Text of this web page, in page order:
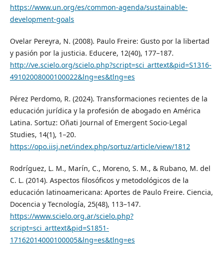
https://www.un.org/es/common-agenda/sustainable-
development-goals
Ovelar Pereyra, N. (2008). Paulo Freire: Gusto por la libertad
y pasión por la justicia. Educere, 12(40), 177–187.
http://ve.scielo.org/scielo.php?script=sci_arttext&pid=S1316-
49102008000100022&lng=es&tlng=es
Pérez Perdomo, R. (2024). Transformaciones recientes de la
educación jurídica y la profesión de abogado en América
Latina. Sortuz: Oñati Journal of Emergent Socio-Legal
Studies, 14(1), 1–20.
https://opo.iisj.net/index.php/sortuz/article/view/1812
Rodríguez, L. M., Marín, C., Moreno, S. M., & Rubano, M. del
C. L. (2014). Aspectos filosóficos y metodológicos de la
educación latinoamericana: Aportes de Paulo Freire. Ciencia,
Docencia y Tecnología, 25(48), 113–147.
https://www.scielo.org.ar/scielo.php?
script=sci_arttext&pid=S1851-
17162014000100005&lng=es&tlng=es